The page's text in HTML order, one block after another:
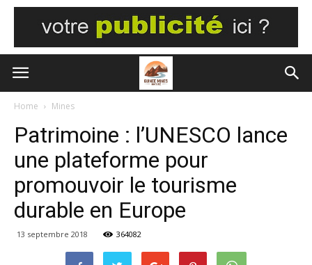
Home Mines
Patrimoine : l’UNESCO lance
une plateforme pour
promouvoir le tourisme
durable en Europe
13 septembre 2018 364082